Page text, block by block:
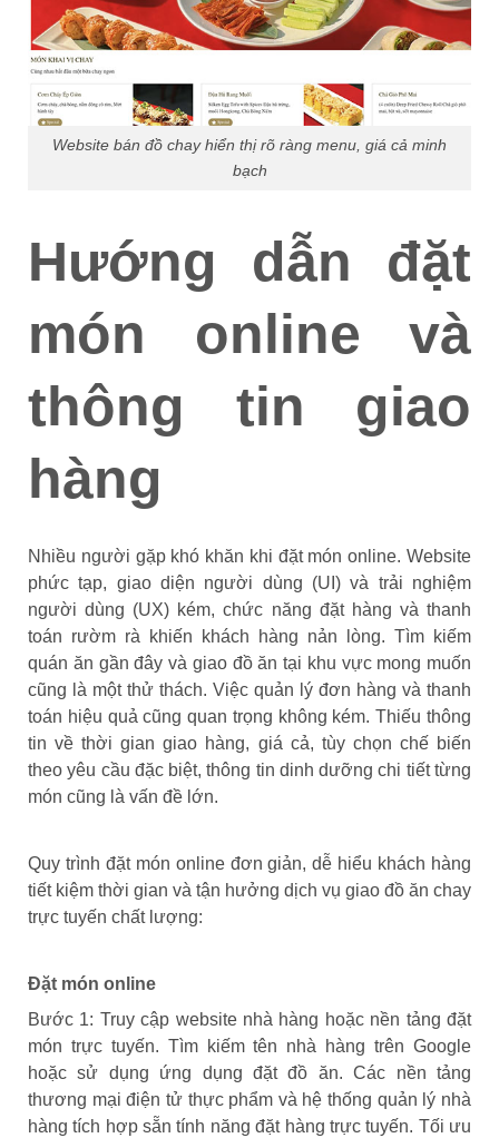
Website bán đồ chay hiển thị rõ ràng menu, giá cả minh
bạch
Hướng dẫn đặt
món online và
thông tin giao
hàng
Nhiều người gặp khó khăn khi đặt món online. Website
phức tạp, giao diện người dùng (UI) và trải nghiệm
người dùng (UX) kém, chức năng đặt hàng và thanh
toán rườm rà khiến khách hàng nản lòng. Tìm kiếm
quán ăn gần đây và giao đồ ăn tại khu vực mong muốn
cũng là một thử thách. Việc quản lý đơn hàng và thanh
toán hiệu quả cũng quan trọng không kém. Thiếu thông
tin về thời gian giao hàng, giá cả, tùy chọn chế biến
theo yêu cầu đặc biệt, thông tin dinh dưỡng chi tiết từng
món cũng là vấn đề lớn.
Quy trình đặt món online đơn giản, dễ hiểu khách hàng
tiết kiệm thời gian và tận hưởng dịch vụ giao đồ ăn chay
trực tuyến chất lượng:
Đặt món online
Bước 1: Truy cập website nhà hàng hoặc nền tảng đặt
món trực tuyến. Tìm kiếm tên nhà hàng trên Google
hoặc sử dụng ứng dụng đặt đồ ăn. Các nền tảng
thương mại điện tử thực phẩm và hệ thống quản lý nhà
hàng tích hợp sẵn tính năng đặt hàng trực tuyến. Tối ưu